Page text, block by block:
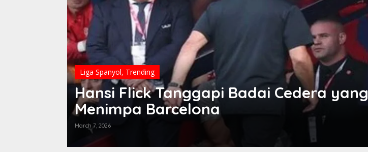
Liga Spanyol, Trending
Hansi Flick Tanggapi Badai Cedera yang
Menimpa Barcelona
March 7, 2026